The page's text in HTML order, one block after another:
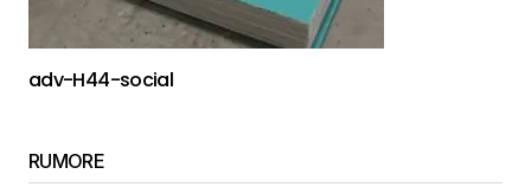
adv-H44-social
RUMORE